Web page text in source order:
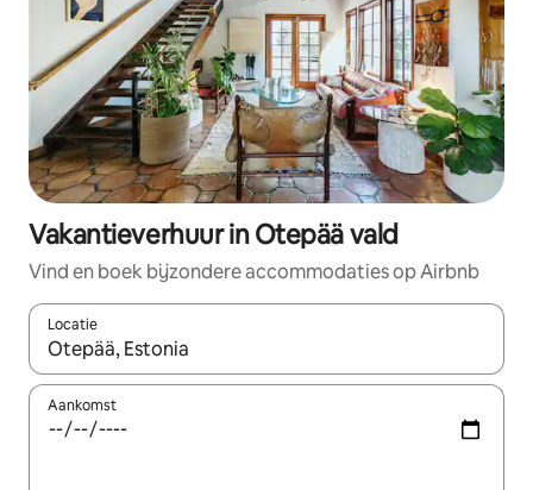
Vakantieverhuur in Otepää vald
Vind en boek bijzondere accommodaties op Airbnb
Locatie
Wanneer er suggesties beschikbaar zijn, maak je een keuze
Aankomst